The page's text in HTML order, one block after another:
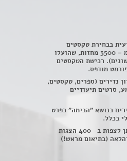
בבחירת טקסטים
ומונולוגים (מתוך למעלה מ – 3500 מחזות, שהועלו
רכישת הטקסטים
מודפס.
נדירים (ספרים, טקסטים,
סרטים תיעודיים
בנושא "הבימה" בפרט
בכלל.
חדר הצפייה מרווח ובו ניתן לצפות ב- 400 הצגות
(בתיאום מראש!)